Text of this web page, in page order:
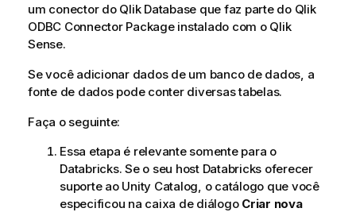
um conector do Qlik Database que faz parte do Qlik
ODBC Connector Packageinstalado com o Qlik
Sense.
Se você adicionar dados de um banco de dados, a
fonte de dados pode conter diversas tabelas.
Faça o seguinte:
Essa etapa é relevante somente para o
Databricks. Se o seu host Databricks oferecer
suporte ao Unity Catalog , o catálogo que você
especificou na caixa de diálogo Criar nova